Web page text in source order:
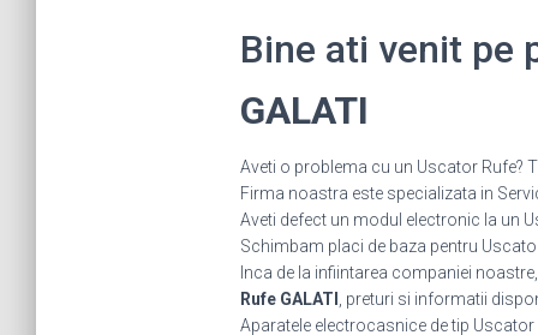
Bine ati venit pe
GALATI
Aveti o problema cu un Uscator Rufe?
Firma noastra este specializata in
Aveti defect un modul electronic la un
Schimbam placi de baza pentru
Inca de la infiintarea companiei
Rufe GALATI
, preturi si informatii
Aparatele electrocasnice de tip